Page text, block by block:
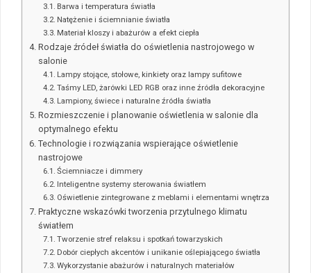
Barwa i temperatura światła
Natężenie i ściemnianie światła
Materiał kloszy i abażurów a efekt ciepła
Rodzaje źródeł światła do oświetlenia nastrojowego w
salonie
Lampy stojące, stołowe, kinkiety oraz lampy sufitowe
Taśmy LED, żarówki LED RGB oraz inne źródła dekoracyjne
Lampiony, świece i naturalne źródła światła
Rozmieszczenie i planowanie oświetlenia w salonie dla
optymalnego efektu
Technologie i rozwiązania wspierające oświetlenie
nastrojowe
Ściemniacze i dimmery
Inteligentne systemy sterowania światłem
Oświetlenie zintegrowane z meblami i elementami wnętrza
Praktyczne wskazówki tworzenia przytulnego klimatu
światłem
Tworzenie stref relaksu i spotkań towarzyskich
Dobór ciepłych akcentów i unikanie oślepiającego światła
Wykorzystanie abażurów i naturalnych materiałów